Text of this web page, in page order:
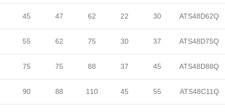
ATS48D62Q
30
22
62
47
45
ATS48D75Q
37
30
75
62
55
ATS48D88Q
45
37
88
75
75
ATS48C11Q
55
45
110
88
90